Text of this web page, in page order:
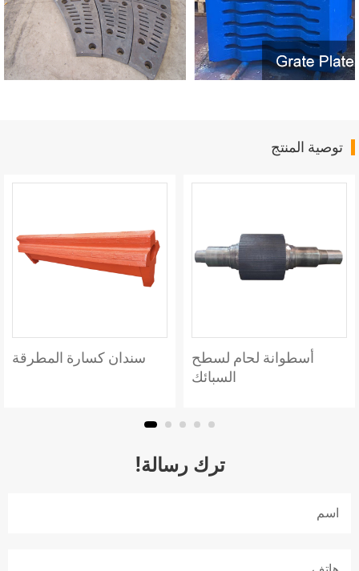
توصية المنتج
سندان كسارة المطرقة
أسطوانة لحام لسطح
السبائك
ترك رسالة!